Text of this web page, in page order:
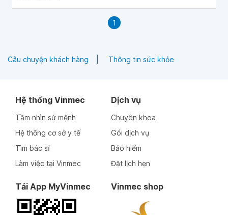
1
Câu chuyện khách hàng Thông tin sức khỏe
Hệ thống Vinmec
Tầm nhìn sứ mệnh
Hệ thống cơ sở y tế
Tìm bác sĩ
Làm việc tại Vinmec
Dịch vụ
Chuyên khoa
Gói dịch vụ
Bảo hiểm
Đặt lịch hẹn
Tải App MyVinmec Vinmec shop